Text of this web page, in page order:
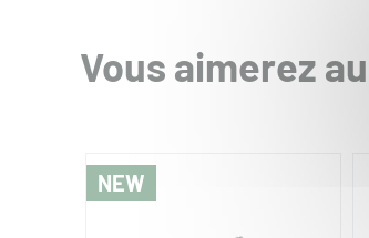
Vous aimerez
NEW